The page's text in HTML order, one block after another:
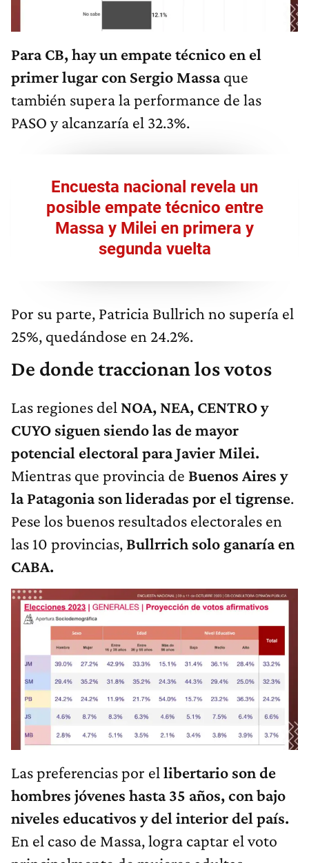
Para CB, hay un empate técnico en el
primer lugar con Sergio Massaque
también supera la performance de las
PASO y alcanzaría el 32.3%.
Encuesta nacional revela un
posible empate técnico entre
Massa y Milei en primera y
segunda vuelta
Por su parte, Patricia Bullrich no supería el
25%, quedándose en 24.2%.
De donde traccionan los votos
Las regiones del NOA, NEA, CENTRO y
CUYO siguen siendo las de mayor
potencial electoral para Javier Milei.
Mientras que provincia de Buenos Aires y
la Patagonia son lideradas por el tigrense.
Pese los buenos resultados electorales en
las 10 provincias, Bullrrich solo ganaría en
CABA.
Las preferencias por el libertario son de
hombres jóvenes hasta 35 años, con bajo
niveles educativos y del interior del país.
En el caso de Massa, logra captar el voto